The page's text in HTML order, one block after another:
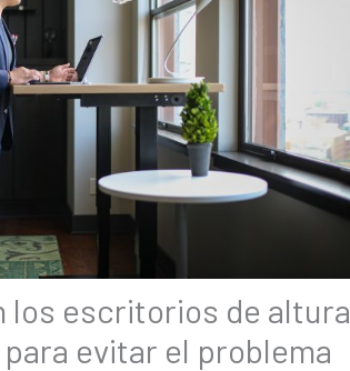
los escritorios de altura
evitar el problema